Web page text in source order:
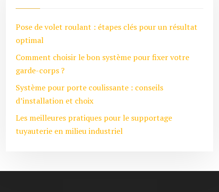
Pose de volet roulant : étapes clés pour un résultat
optimal
Comment choisir le bon système pour fixer votre
garde-corps ?
Système pour porte coulissante : conseils
d’installation et choix
Les meilleures pratiques pour le supportage
tuyauterie en milieu industriel